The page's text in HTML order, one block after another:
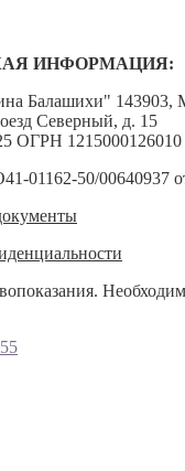
ИНФОРМАЦИЯ:
Балашихи" 143903,
Северный, д. 15
ОГРН 1215000126010
01162-50/00640937